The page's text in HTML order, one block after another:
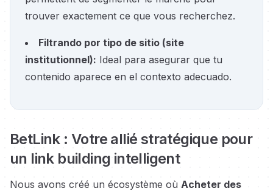
trouver exactement ce que vous recherchez.
Filtrando por tipo de sitio (site
institutionnel): Ideal para asegurar que tu
contenido aparece en el contexto adecuado.
BetLink : Votre allié stratégique pour
un link building intelligent
Nous avons créé un écosystème où Acheter des